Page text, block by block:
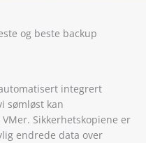
og beste backup
integrert
sømløst kan
Sikkerhetskopiene er
endrede data over